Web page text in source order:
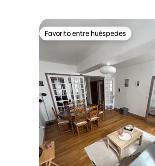
Favorito entre huéspedes
Favorito entre huéspedes